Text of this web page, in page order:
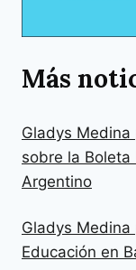
Más
Gladys
sobre la Boleta
Argentino
Gladys
Educación en